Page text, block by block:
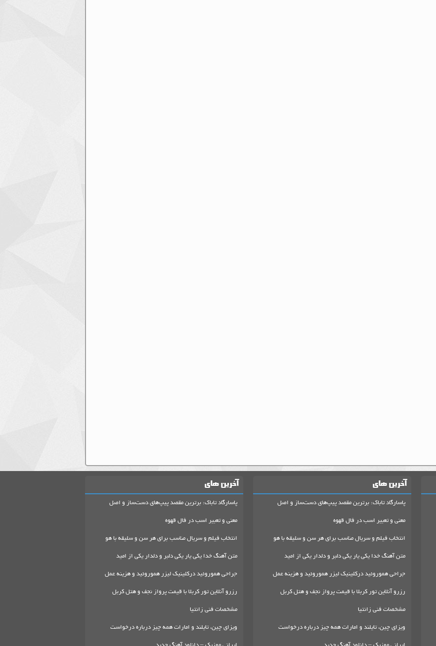
آخرین های
پاسارگاد تاباک: برترین مقصد پیپ‌های دست‌ساز و اصل
معنی و تعبیر اسب در فال قهوه
انتخاب فیلم و سریال مناسب برای هر سن و سلیقه با هو
متن آهنگ خدا یکی یار یکی دلبر و دلدار یکی از امید
جراحی هموروئید درکلینیک لیزر هموروئید و هزینه عمل
رزرو آنلاین تور کربلا با قیمت پرواز نجف و هتل کربل
مشخصات فنی زانتیا
ویزای چین، تایلند و امارات همه چیز درباره درخواست
آخرین های
پاسارگاد تاباک: برترین مقصد پیپ‌های دست‌ساز و اصل
معنی و تعبیر اسب در فال قهوه
انتخاب فیلم و سریال مناسب برای هر سن و سلیقه با هو
متن آهنگ خدا یکی یار یکی دلبر و دلدار یکی از امید
جراحی هموروئید درکلینیک لیزر هموروئید و هزینه عمل
رزرو آنلاین تور کربلا با قیمت پرواز نجف و هتل کربل
مشخصات فنی زانتیا
ویزای چین، تایلند و امارات همه چیز درباره درخواست